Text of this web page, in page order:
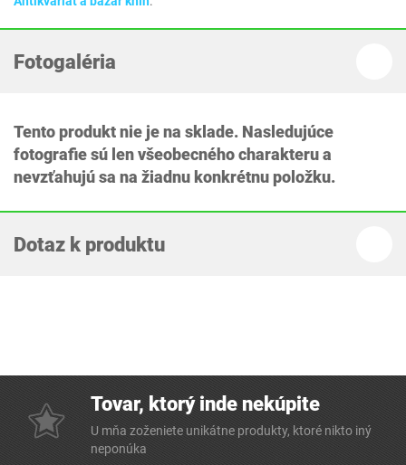
Fotogaléria
Tento produkt nie je na sklade. Nasledujúce
fotografie sú len všeobecného charakteru a
nevzťahujú sa na žiadnu konkrétnu položku.
Dotaz k produktu
Tovar, ktorý inde nekúpite
U mňa zoženiete unikátne produkty, ktoré nikto iný
neponúka